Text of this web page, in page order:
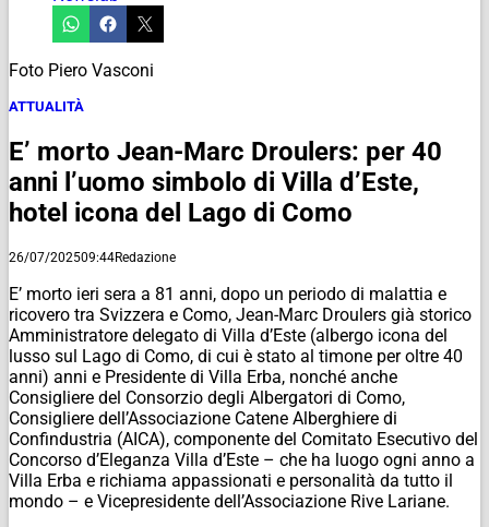
Foto Piero Vasconi
ATTUALITÀ
E’ morto Jean-Marc Droulers: per 40
anni l’uomo simbolo di Villa d’Este,
hotel icona del Lago di Como
26/07/202509:44Redazione
E’ morto ieri sera a 81 anni, dopo un periodo di malattia e
ricovero tra Svizzera e Como, Jean-Marc Droulers già storico
Amministratore delegato di Villa d’Este (albergo icona del
lusso sul Lago di Como, di cui è stato al timone per oltre 40
anni) anni e Presidente di Villa Erba, nonché anche
Consigliere del Consorzio degli Albergatori di Como,
Consigliere dell’Associazione Catene Alberghiere di
Confindustria (AICA), componente del Comitato Esecutivo del
Concorso d’Eleganza Villa d’Este – che ha luogo ogni anno a
Villa Erba e richiama appassionati e personalità da tutto il
mondo – e Vicepresidente dell’Associazione Rive Lariane.